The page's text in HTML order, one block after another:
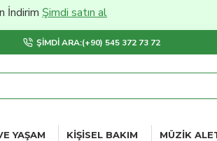
Şimdi satın al
ŞIMDI ARA:(+90) 545 372 73 72
YAŞAM KIŞISEL BAKIM MÜZIK